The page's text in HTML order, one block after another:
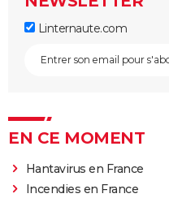
Linternaute.com
EN CE MOMENT
Hantavirus en France
Incendies en France